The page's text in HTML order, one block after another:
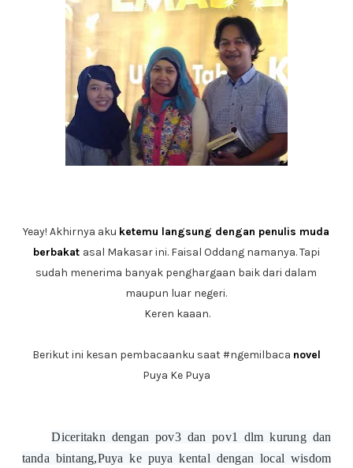
Yeay! Akhirnya aku ketemu langsung dengan penulis muda
berbakat asal Makasar ini. Faisal Oddang namanya. Tapi
sudah menerima banyak penghargaan baik dari dalam
maupun luar negeri.
Keren kaaan.
Berikut ini kesan pembacaanku saat #ngemilbaca novel
Puya Ke Puya
Diceritakn dengan pov3 dan pov1 dlm kurung dan
tanda bintang,Puya ke puya kental dengan local wisdom